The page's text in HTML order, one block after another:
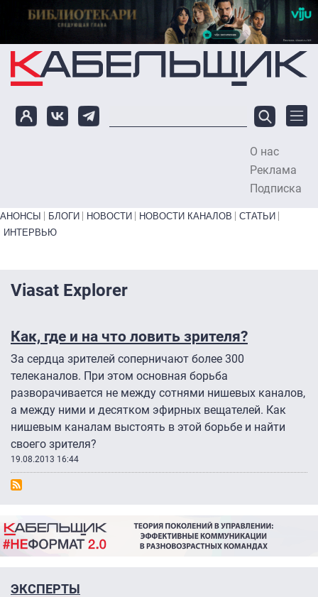
Перейти к основному содержанию
О нас
Реклама
Подписка
Primary links bottom
АНОНСЫ БЛОГИ НОВОСТИ НОВОСТИ КАНАЛОВ
СТАТЬИ
ИНТЕРВЬЮ
Viasat Explorer
Как, где и на что ловить зрителя?
За сердца зрителей соперничают более 300
телеканалов. При этом основная борьба
разворачивается не между сотнями нишевых каналов,
а между ними и десятком эфирных вещателей. Как
нишевым каналам выстоять в этой борьбе и найти
своего зрителя?
19.08.2013 16:44
ЭКСПЕРТЫ